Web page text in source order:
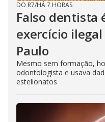
DO R7/HÁ 7 HORAS
Falso dentista
exercício
Paulo
Mesmo sem formação,
odontologista e usava
estelionatos